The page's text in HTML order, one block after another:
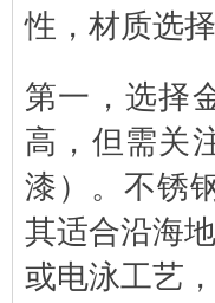
性，材质选
第一，选择
高，但需关
漆）。不锈
其适合沿海
或电泳工艺